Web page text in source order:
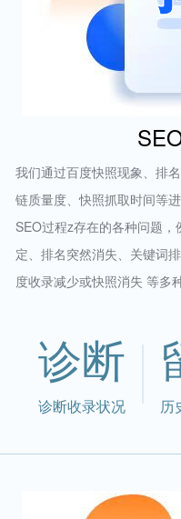
我们通过百度快照现象、排
链质量度、快照抓取时间等
SEO过程z存在的各种问题
定、排名突然消失、关键词
度收录减少或快照消失 等多
诊断
诊断收录状况 历